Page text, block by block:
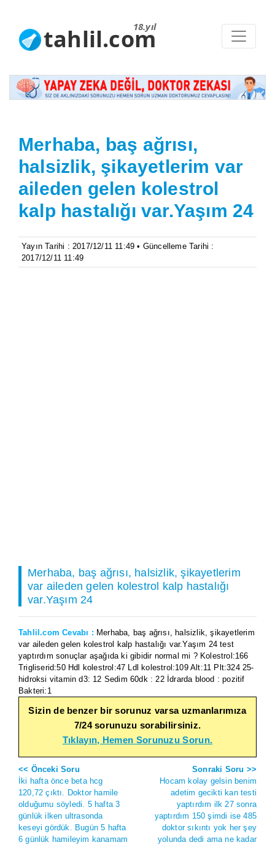
18.yıl
tahlil.com
Merhaba, baş ağrısı,
halsizlik, şikayetlerim var
aileden gelen kolestrol
kalp hastalığı var.Yaşım 24
Yayın Tarihi : 2017/12/11 11:49 • Güncelleme Tarihi :
2017/12/11 11:49
Merhaba, baş ağrısı, halsizlik, şikayetlerim
var aileden gelen kolestrol kalp hastalığı
var.Yaşım 24
Tahlil.com Cevabı : Merhaba, baş ağrısı, halsizlik, şikayetlerim
var aileden gelen kolestrol kalp hastalığı var.Yaşım 24 test
yaptırdım sonuçlar aşağıda ki gibidir normal mi ? Kolestrol:166
Trigliserid:50 Hdl kolestrol:47 Ldl kolestrol:109 Alt:11 Plt:324 25-
hidroksi vitamin d3: 12 Sedim 60dk : 22 İdrarda blood : pozitif
Bakteri:1
Sizin de benzer bir sorunuz varsa uzmanlarımıza
7/24 sorunuzu sorabilirsiniz.
Tıklayın, Hemen Sorunuzu Sorun.
<< Önceki Soru
İki hafta önce beta hcg
120,72 çıktı. Doktor hamile
olduğumu söyledi. 5 hafta 3
günlük ilken ultrasonda
keseyi gördük. Bugün 5 hafta
6 günlük hamileyim kanamam
Sonraki Soru >>
Hocam kolay gelsin benim
adetim gecikti kan testi
yaptırdım ilk 27 sonra
yaptırdım 150 şimdi ise 485
doktor sıkıntı yok her şey
yolunda dedi ama ne kadar